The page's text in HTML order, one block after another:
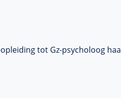
tot Gz-psycholoog